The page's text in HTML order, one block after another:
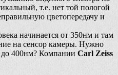
т.е. нет той пологой
цветопередачу и
начинается от 350нм и там
на сенсор камеры. Нужно
до 400нм? Компании Carl Zeiss